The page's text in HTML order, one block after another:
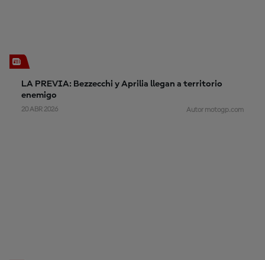
LA PREVIA: Bezzecchi y Aprilia llegan a territorio
enemigo
20 ABR 2026 Autor motogp.com